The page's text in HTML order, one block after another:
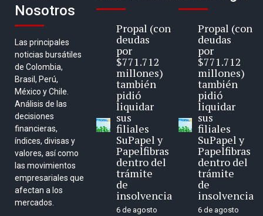
Nosotros
Las principales
noticias bursátiles
de Colombia,
Brasil, Perú,
México y Chile.
Análisis de las
decisiones
financieras,
índices, divisas y
valores, así como
las movimientos
empresariales que
afectan a los
mercados.
Propal (con
deudas
por
$771.712
millones)
también
pidió
liquidar
sus
filiales
SuPapel y
Papelfibras
dentro del
trámite
de
insolvencia
6 de agosto
Propal (con
deudas
por
$771.712
millones)
también
pidió
liquidar
sus
filiales
SuPapel y
Papelfibras
dentro del
trámite
de
insolvencia
6 de agosto